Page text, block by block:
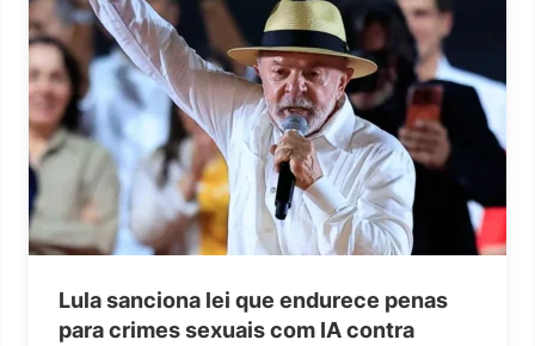
Lula sanciona lei que endurece penas
para crimes sexuais com IA contra